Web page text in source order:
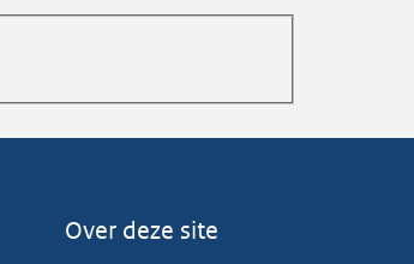
Over deze site